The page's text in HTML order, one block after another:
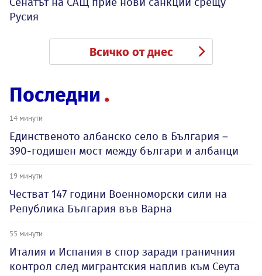
Русия
Всичко от днес
Последни
14 минути
Единственото албанско село в България –
390-годишен мост между българи и албанци
19 минути
Честват 147 години Военноморски сили на
Република България във Варна
55 минути
Италия и Испания в спор заради граничния
контрол след мигрантския наплив към Сеута